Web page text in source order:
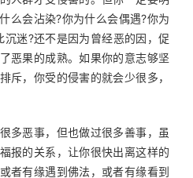
么会沾染?你为什么会偶遇?你为
迷?还不是因为曾经恶的因，促
恶果的成熟。如果你的意志够坚
斥，你受的侵害的就会少很多，
多恶事，但也做过很多善事，虽
报的关系，让你很快出离这样的
者有缘遇到佛法，或者有缘看到